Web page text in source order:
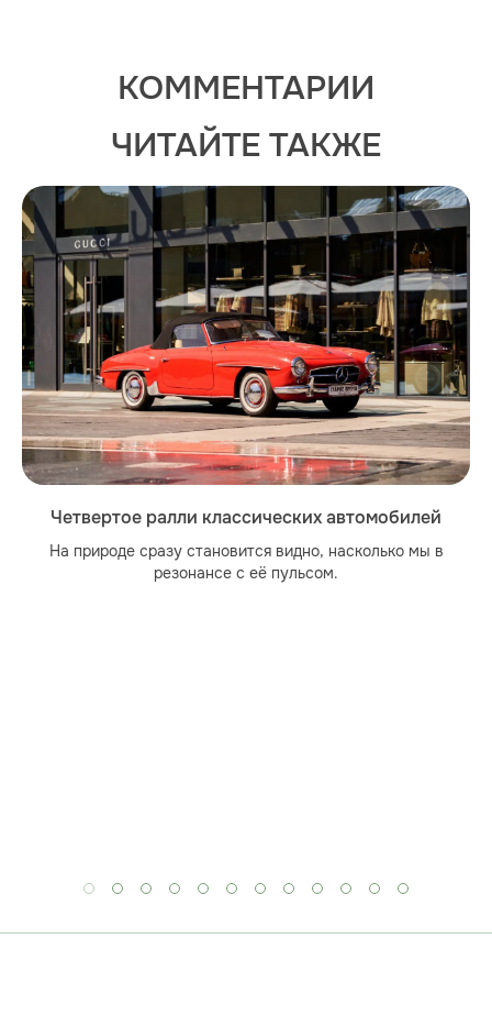
КОММЕНТАРИИ
ЧИТАЙТЕ ТАКЖЕ
Четвертое ралли классических автомобилей
На природе сразу становится видно, насколько мы в
резонансе с её пульсом.